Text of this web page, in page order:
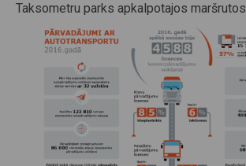
Taksometru parks apkalpotajos maršrutos